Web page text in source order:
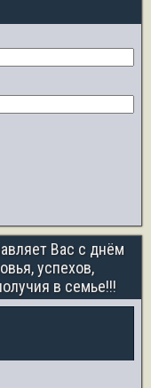
Вас с днём
успехов,
в семье!!!